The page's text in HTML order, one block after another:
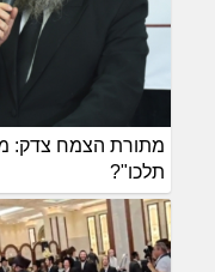
מתורת הצמח צדק:
תלכו"?